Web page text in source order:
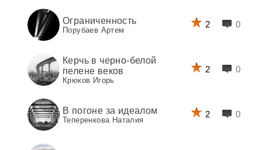
Ограниченность
Порубаев Артем
2 0
Керчь в черно-белой
пелене веков
Крюков Игорь
2 0
В погоне за идеалом
Теперенкова Наталия
2 0